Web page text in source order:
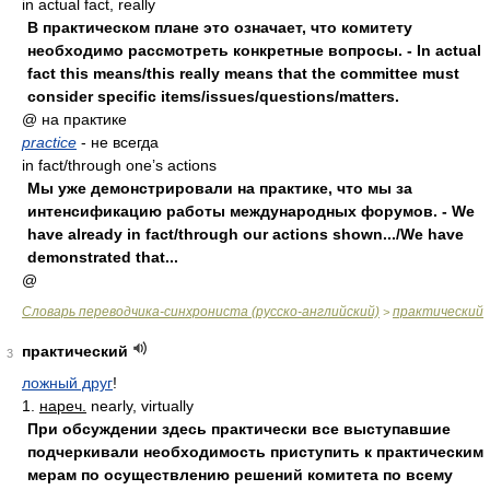
in actual fact, really
В практическом плане это означает, что комитету
необходимо рассмотреть конкретные вопросы. - In actual
fact this means/this really means that the committee must
consider specific items/issues/questions/matters.
@ на практике
practice - не всегда
in fact/through one’s actions
Мы уже демонстрировали на практике, что мы за
интенсификацию работы международных форумов. - We
have already in fact/through our actions shown.../We have
demonstrated that...
@
Словарь переводчика-синхрониста (русско-английский) > практический
3
практический
ложный друг!
1. нареч. nearly, virtually
При обсуждении здесь практически все выступавшие
подчеркивали необходимость приступить к практическим
мерам по осуществлению решений комитета по всему